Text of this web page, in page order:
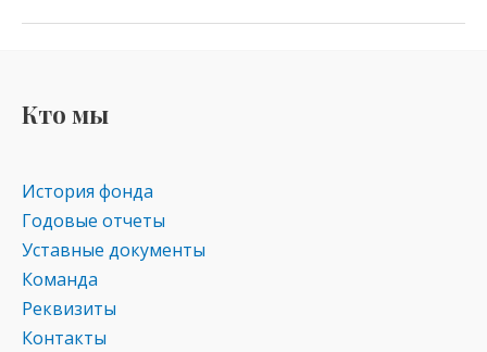
n
kl
as
s
ni
ki
e er at
Кто мы
История фонда
Годовые отчеты
Уставные документы
Команда
Реквизиты
Контакты